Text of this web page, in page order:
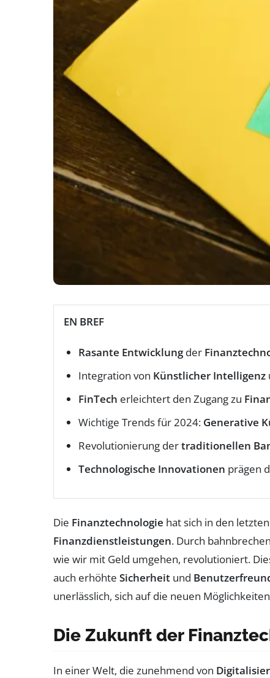
EN BREF
Rasante Entwicklungder
Integration von Künstlicher Intelligenz
FinTech erleichtert den Zugang zu
Wichtige Trends für 2024: Generative
Revolutionierung dertraditionellen
Technologische Innovationen prägen
Die Finanztechnologie hat sich in den
Finanzdienstleistungen. Durch
wie wir mit Geld umgehen, revolutioniert.
auch erhöhte Sicherheit und
unerlässlich, sich auf die neuen
Die Zukunft der
In einer Welt, die zunehmend von